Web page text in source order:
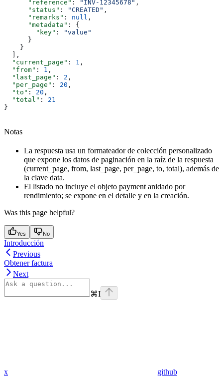
      "reference"
: "INV-12345678" ,
      "status"
: "CREATED" ,
      "remarks"
: null ,
      "metadata"
: {
        "key"
:
"value"
      }
    }
  ],
  "current_page"
: 1 ,
  "from"
: 1 ,
  "last_page"
: 2 ,
  "per_page"
: 20 ,
  "to"
: 20 ,
  "total"
: 21
}
Notas
La respuesta usa un formateador de colección personalizado
que expone los datos de paginación en la raíz de la respuesta
(current_page, from, last_page, per_page, to, total), además de
la clave data.
El listado no incluye el objeto payment anidado por
rendimiento; se expone en el detalle y en la creación.
Was this page helpful?
Yes No
Introducción
Previous
Obtener factura
Next
⌘I
x github